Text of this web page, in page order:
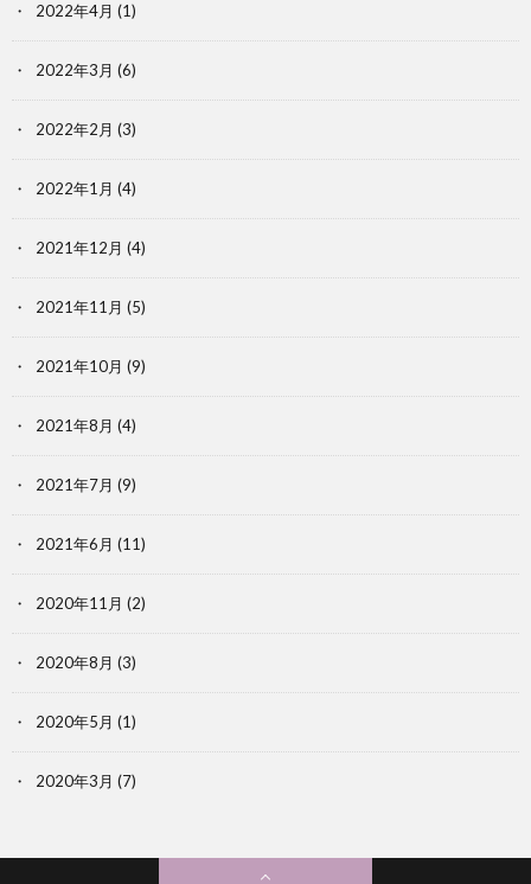
2022年4月 (1)
2022年3月 (6)
2022年2月 (3)
2022年1月 (4)
2021年12月 (4)
2021年11月 (5)
2021年10月 (9)
2021年8月 (4)
2021年7月 (9)
2021年6月 (11)
2020年11月 (2)
2020年8月 (3)
2020年5月 (1)
2020年3月 (7)